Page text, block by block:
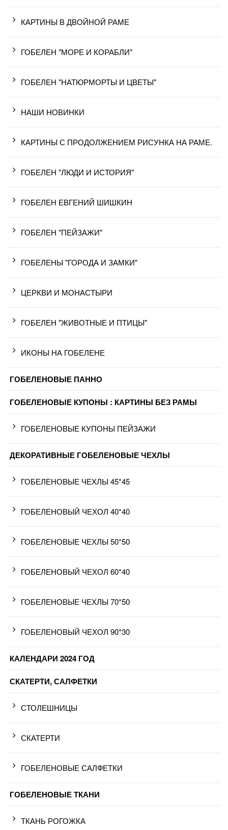
КАРТИНЫ В ДВОЙНОЙ РАМЕ
ГОБЕЛЕН "МОРЕ И КОРАБЛИ"
ГОБЕЛЕН "НАТЮРМОРТЫ И ЦВЕТЫ"
НАШИ НОВИНКИ
КАРТИНЫ С ПРОДОЛЖЕНИЕМ РИСУНКА НА РАМЕ.
ГОБЕЛЕН "ЛЮДИ И ИСТОРИЯ"
ГОБЕЛЕН ЕВГЕНИЙ ШИШКИН
ГОБЕЛЕН "ПЕЙЗАЖИ"
ГОБЕЛЕНЫ "ГОРОДА И ЗАМКИ"
ЦЕРКВИ И МОНАСТЫРИ
ГОБЕЛЕН "ЖИВОТНЫЕ И ПТИЦЫ"
ИКОНЫ НА ГОБЕЛЕНЕ
ГОБЕЛЕНОВЫЕ ПАННО
ГОБЕЛЕНОВЫЕ КУПОНЫ : КАРТИНЫ БЕЗ РАМЫ
ГОБЕЛЕНОВЫЕ КУПОНЫ ПЕЙЗАЖИ
ДЕКОРАТИВНЫЕ ГОБЕЛЕНОВЫЕ ЧЕХЛЫ
ГОБЕЛЕНОВЫЕ ЧЕХЛЫ 45*45
ГОБЕЛЕНОВЫЙ ЧЕХОЛ 40*40
ГОБЕЛЕНОВЫЕ ЧЕХЛЫ 50*50
ГОБЕЛЕНОВЫЙ ЧЕХОЛ 60*40
ГОБЕЛЕНОВЫЕ ЧЕХЛЫ 70*50
ГОБЕЛЕНОВЫЙ ЧЕХОЛ 90*30
КАЛЕНДАРИ 2024 ГОД
СКАТЕРТИ, САЛФЕТКИ
СТОЛЕШНИЦЫ
СКАТЕРТИ
ГОБЕЛЕНОВЫЕ САЛФЕТКИ
ГОБЕЛЕНОВЫЕ ТКАНИ
ТКАНЬ РОГОЖКА